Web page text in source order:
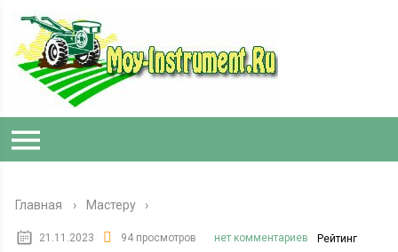
Главная › Мастеру
21.11.2023 94 просмотров нет комментариев Рейтинг